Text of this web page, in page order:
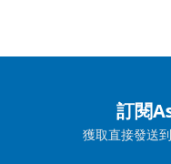
訂閱
獲取直接發送